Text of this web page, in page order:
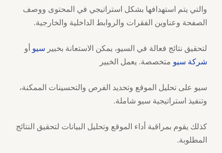
والتي يتم استهدافها بشكل استراتيجي في المحتوى ووصف
الصفحة وعناوين الفقرات والروابط الداخلية والخارجية.
لتحقيق نتائج فعالة في السيو، يمكن الاستعانة بخبير سيو أو
شركة سيو متخصصة. يعمل الخبير
سيو على تحليل الموقع وتحديد الفرص والتحسينات الممكنة،
وتنفيذ استراتيجية سيو شاملة.
كذلك يقوم بمراقبة أداء الموقع وتحليل البيانات لتحقيق النتائج
المطلوبة.